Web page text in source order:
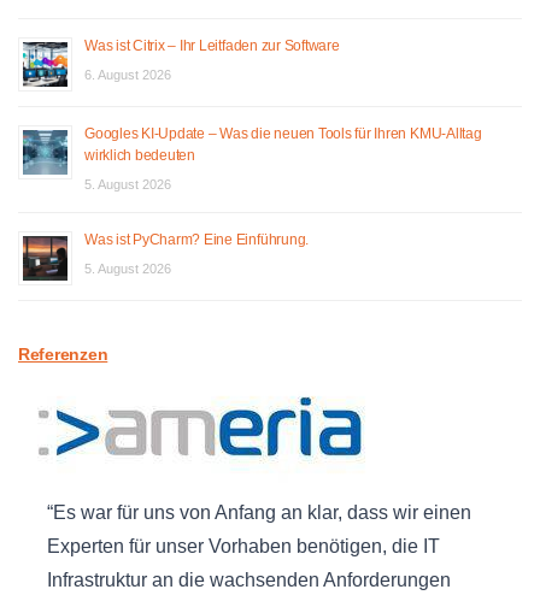
Was ist Citrix – Ihr Leitfaden zur Software
6. August 2026
Googles KI-Update – Was die neuen Tools für Ihren KMU-Alltag
wirklich bedeuten
5. August 2026
Was ist PyCharm? Eine Einführung.
5. August 2026
Referenzen
Es war für uns von Anfang an klar, dass wir einen
Experten für unser Vorhaben benötigen, die IT
Infrastruktur an die wachsenden Anforderungen